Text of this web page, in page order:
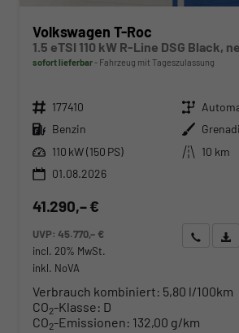
Volkswagen T-Roc
sofort lieferbar Fahrzeug mit Tageszulassung
Fahrzeugnr. 177410 Getriebe
Kraftstoff Benzin Außenfarbe
Leistung 110 kW (150 PS) Kilometerstand
10 km
01.08.2026
41.290,– €
UVP:45.770,– €
incl. 20% MwSt.
inkl. NoVA
Wir
Verbrauch kombiniert: 5,80 l/100km
CO2-Klasse: D
CO2-Emissionen: 132,00 g/km